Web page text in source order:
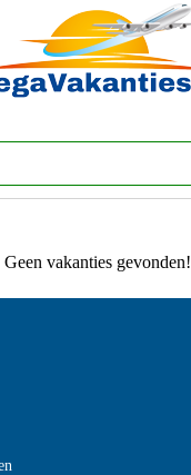
Geen vakanties gevonden!